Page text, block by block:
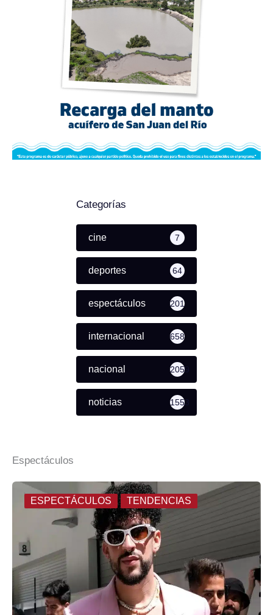
Categorías
cine 7
deportes 64
espectáculos 201
internacional 658
nacional 2059
noticias 1553
Espectáculos
ESPECTÁCULOS TENDENCIAS